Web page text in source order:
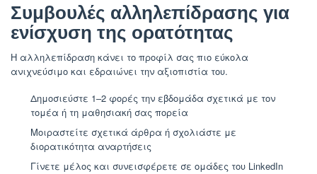
Συμβουλές αλληλεπίδρασης για
ενίσχυση της ορατότητας
Η αλληλεπίδραση κάνει το προφίλ σας πιο εύκολα
ανιχνεύσιμο και εδραιώνει την αξιοπιστία του.
Δημοσιεύστε 1–2 φορές την εβδομάδα σχετικά με τον
τομέα ή τη μαθησιακή σας πορεία
Μοιραστείτε σχετικά άρθρα ή σχολιάστε με
διορατικότητα αναρτήσεις
Γίνετε μέλος και συνεισφέρετε σε ομάδες του LinkedIn